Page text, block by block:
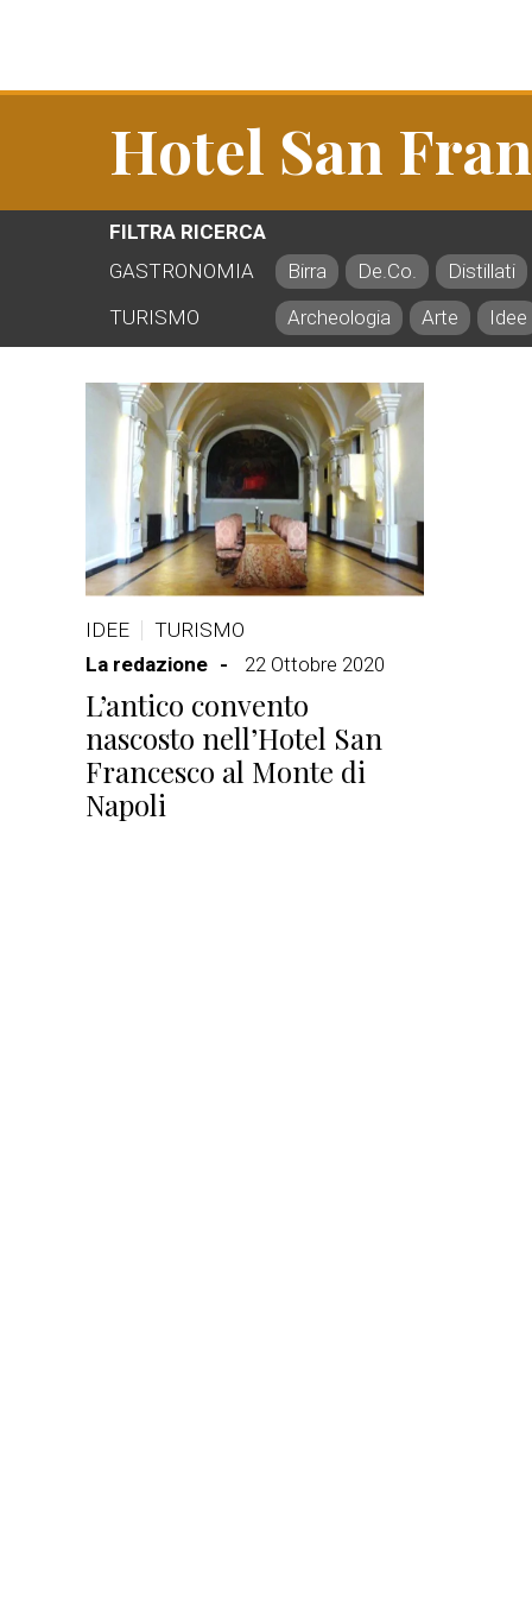
Hotel San
FILTRA RICERCA
GASTRONOMIA
Birra De.Co.
Distillati
TURISMO
Archeologia Arte Idee
IDEE
TURISMO
La redazione
22 Ottobre 2020
L’antico convento
nascosto nell’Hotel San
Francesco al Monte di
Napoli